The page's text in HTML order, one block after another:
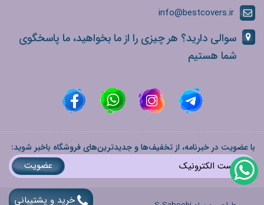
info@bestcovers.ir
سوالی دارید؟ هر چیزی را از ما بخواهید، ما پاسخگوی
شما هستیم
با عضویت در خبرنامه، از تخفیف‌ها و جدیدترین‌های فروشگاه باخبر شوید:
عضویت
خرید و پشتیبانی